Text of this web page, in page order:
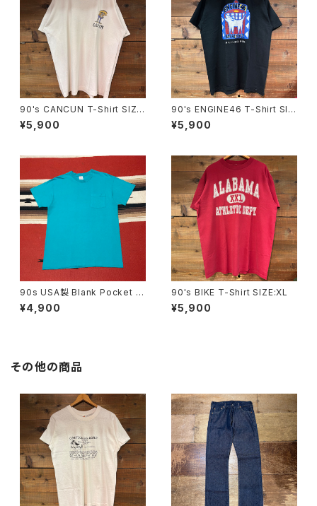
90's CANCUN T-Shirt SIZE:
44
¥5,900
90's ENGINE46 T-Shirt SIZ
E:XL
¥5,900
90s USA製 Blank Pocket T
-shirt size L
¥4,900
90's BIKE T-Shirt SIZE:XL
¥5,900
その他の商品